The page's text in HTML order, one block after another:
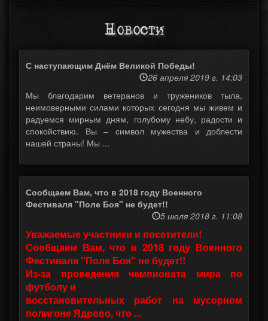
Новости
С наступающим Днём Великой Победы!
26 апреля 2019 г. 14:03
Мы благодарим ветеранов и тружеников тыла,
неимоверными силами которых сегодня мы живем и
радуемся мирным дням, голубому небу, радости и
спокойствию. Вы – символ мужества и доблести
нашей страны! Мы ...
Сообщаем Вам, что в 2018 году Военного
Фестиваля "Поле Боя" не будет!!
5 июля 2018 г. 11:08
Уважаемые участники и посетители!
Сообщаем Вам, что в 2018 году Военного
Фестиваля "Поле Боя" не будет!!
Из-за проведения чемпионата мира по
футболу и
восстановительных работ на мусорном
полигоне Ядрово, что ...